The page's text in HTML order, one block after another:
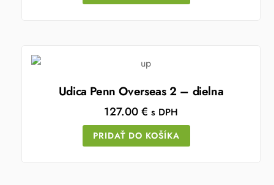
Udica Penn Overseas 2 – dielna
127.00€ s DPH
PRIDAŤ DO KOŠÍKA